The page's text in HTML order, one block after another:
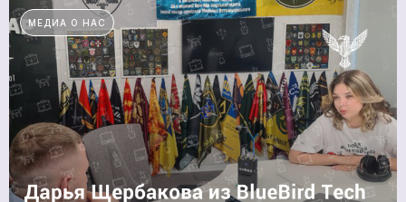
ГЛАВНАЯ
ПРОДУКЦИЯ
УСЛУГИ
НОВОСТИ
КОМПАНИИ
ВАКАНСИИ
МЕРЧ
МЕДИА О НАС